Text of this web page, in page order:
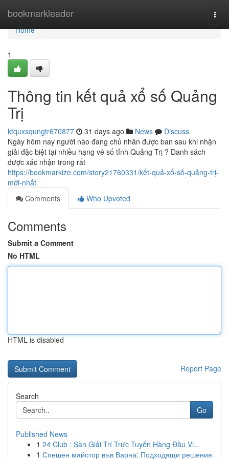
bookmarkleader
Home
Home
1
Thông tin kết quả xổ số Quảng
Trị
ktquxsqungtr670877 31 days ago News
Discuss
Ngày hôm nay người nào đang chủ nhân được ban sau khi nhận
giải đặc biệt tại nhiều hạng vé số tỉnh Quảng Trị ? Danh sách
được xác nhận trong rất
https://bookmarkize.com/story21760331/kết-quả-xổ-số-quảng-trị-
mới-nhất
Comments
Who Upvoted
Comments
Submit a Comment
No HTML
HTML is disabled
Report Page
Search
Go
Published News
1 24 Club : Sàn Giải Trí Trực Tuyến Hàng Đầu Vi...
1 Спешен майстор във Варна: Подходящи решения